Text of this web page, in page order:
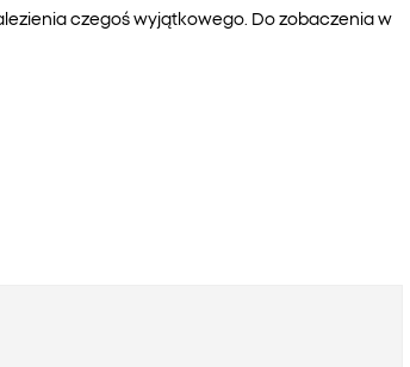
czegoś wyjątkowego. Do zobaczenia w